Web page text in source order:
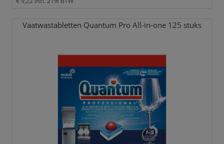
Vaatwastabletten Quantum Pro All-in-one 125 stuks